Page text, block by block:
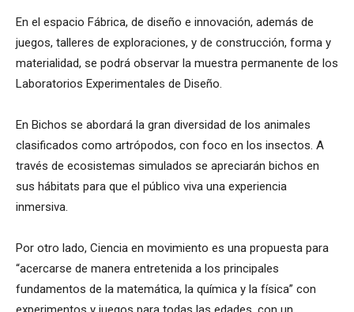
En el espacio Fábrica, de diseño e innovación, además de
juegos, talleres de exploraciones, y de construcción, forma y
materialidad, se podrá observar la muestra permanente de los
Laboratorios Experimentales de Diseño.
En Bichos se abordará la gran diversidad de los animales
clasificados como artrópodos, con foco en los insectos. A
través de ecosistemas simulados se apreciarán bichos en
sus hábitats para que el público viva una experiencia
inmersiva.
Por otro lado, Ciencia en movimiento es una propuesta para
“acercarse de manera entretenida a los principales
fundamentos de la matemática, la química y la física” con